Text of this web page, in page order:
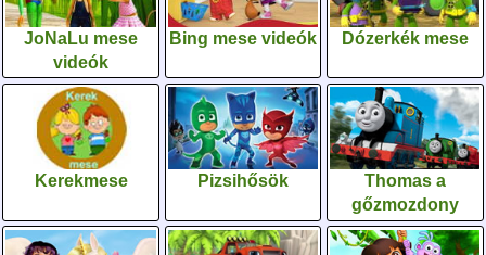
JoNaLu mese
videók
Bing mese videók Dózerkék mese
Kerekmese Pizsihősök
Thomas a
gőzmozdony